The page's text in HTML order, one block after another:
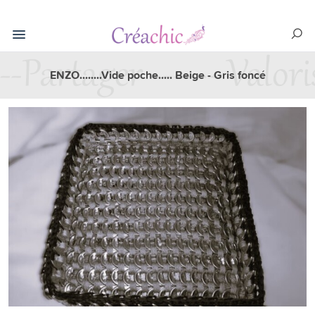
ENZO........Vide poche..... Beige - Gris foncé